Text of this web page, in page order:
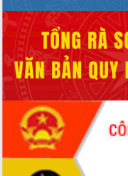
công tác cải cách thủ tục hành chính
tại Trung tâm Phục vụ hành chính
công tỉnh
Đắk Lắk: Tôn vinh 46 giải pháp tại Hội
thi Sáng tạo Kỹ thuật 2024 - 2025
Đắk Lắk rà soát, điều chỉnh Đề án 190
về phát triển nuôi trồng thủy sản
Phó Chủ tịch UBND tỉnh Đắk Lắk
Trương Công Thái kiểm tra thực địa
Dự án cao tốc Khánh Hòa - Buôn Ma
Thuột
Định vị cà phê Việt Nam như một “di
sản sống” trong dòng chảy toàn cầu